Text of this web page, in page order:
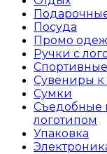
Посуда
Промо
Ручки с
Сувениры к
Сумки
Съедобные
логотипом
Упаковка